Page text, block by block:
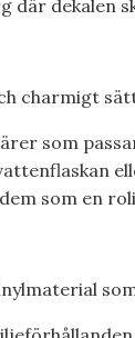
dekalen
charmigt
som
som en